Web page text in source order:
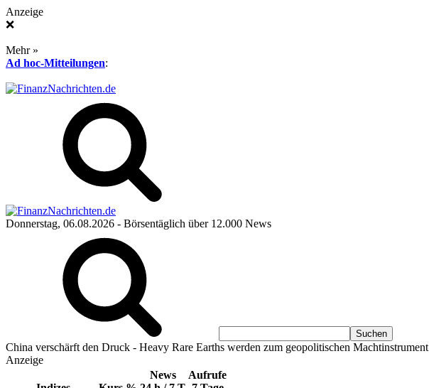
Anzeige
❌
Mehr »
Ad hoc-Mitteilungen:
Donnerstag, 06.08.2026 - Börsentäglich über 12.000 News
China verschärft den Druck - Heavy Rare Earths werden zum geopolitischen Machtinstrument
Anzeige
News
Aufrufe